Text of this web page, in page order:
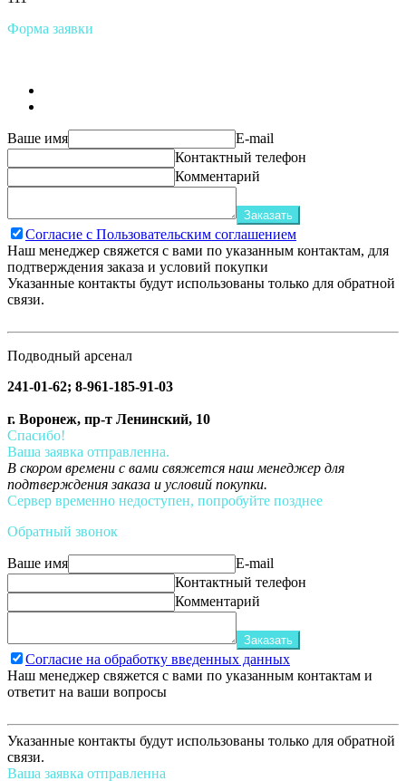
Форма заявки
Ваше имя
E-mail
Контактный телефон
Комментарий
Заказать
Согласие с Пользовательским соглашением
Наш менеджер свяжется с вами по указанным контактам, для
подтверждения заказа и условий покупки
Указанные контакты будут использованы только для обратной
связи.
Подводный арсенал
241-01-62; 8-961-185-91-03
г. Воронеж, пр-т Ленинский, 10
Спасибо!
Ваша заявка отправленна.
В скором времени с вами свяжется наш менеджер для
подтверждения заказа и условий покупки.
Сервер временно недоступен, попробуйте позднее
Обратный звонок
Ваше имя
E-mail
Контактный телефон
Комментарий
Заказать
Согласие на обработку введенных данных
Наш менеджер свяжется с вами по указанным контактам и
ответит на ваши вопросы
Указанные контакты будут использованы только для обратной
связи.
Ваша заявка отправленна